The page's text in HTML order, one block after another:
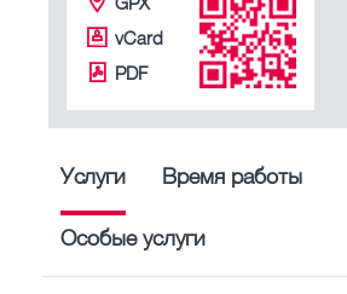
vCard
PDF
Услуги Время работы
Особые услуги